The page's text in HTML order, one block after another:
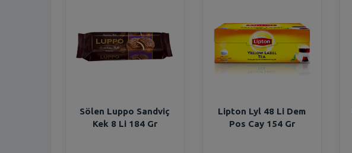
Sölen Luppo Sandviç
Kek 8 Li 184 Gr
Lipton Lyl 48 Li Dem
Pos Cay 154 Gr